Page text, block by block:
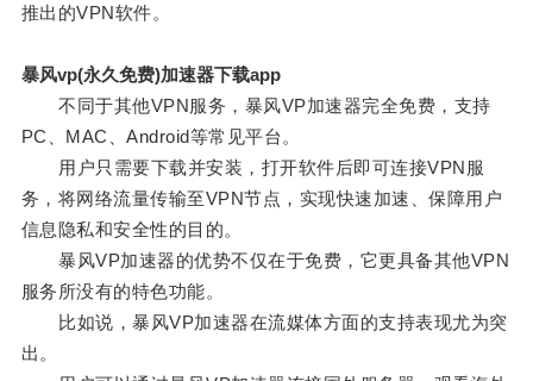
推出的VPN软件。
暴风vp(永久免费)加速器下载app
不同于其他VPN服务，暴风VP加速器完全免费，支持
PC、MAC、Android等常见平台。
用户只需要下载并安装，打开软件后即可连接VPN服
务，将网络流量传输至VPN节点，实现快速加速、保障用户
信息隐私和安全性的目的。
暴风VP加速器的优势不仅在于免费，它更具备其他VPN
服务所没有的特色功能。
比如说，暴风VP加速器在流媒体方面的支持表现尤为突
出。